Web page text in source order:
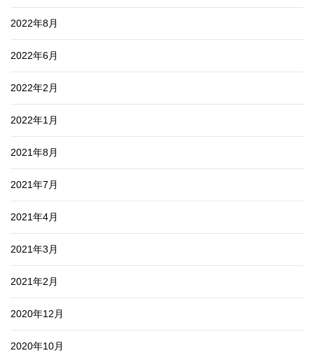
2022年8月
2022年6月
2022年2月
2022年1月
2021年8月
2021年7月
2021年4月
2021年3月
2021年2月
2020年12月
2020年10月